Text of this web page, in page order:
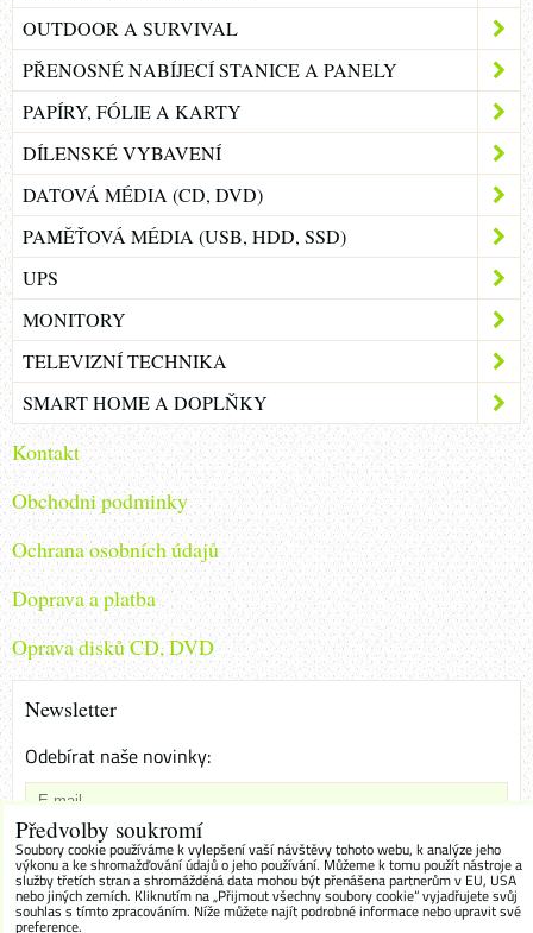
OUTDOOR A SURVIVAL
PŘENOSNÉ NABÍJECÍ STANICE A PANELY
PAPÍRY, FÓLIE A KARTY
DÍLENSKÉ VYBAVENÍ
DATOVÁ MÉDIA (CD, DVD)
PAMĚŤOVÁ MÉDIA (USB, HDD, SSD)
UPS
MONITORY
TELEVIZNÍ TECHNIKA
SMART HOME A DOPLŇKY
Kontakt
Obchodni podminky
Ochrana osobních údajů
Doprava a platba
Oprava disků CD, DVD
Newsletter
Odebírat naše novinky:
Chci se přihlásit k odběru novinek e-mailem
Odebírat
Předvolby soukromí
Soubory cookie používáme k vylepšení vaší návštěvy tohoto webu, k analýze jeho
výkonu a ke shromažďování údajů o jeho používání. Můžeme k tomu použít nástroje a
služby třetích stran a shromážděná data mohou být přenášena partnerům v EU, USA
nebo jiných zemích. Kliknutím na „Přijmout všechny soubory cookie“ vyjadřujete svůj
souhlas s tímto zpracováním. Níže můžete najít podrobné informace nebo upravit své
preference.